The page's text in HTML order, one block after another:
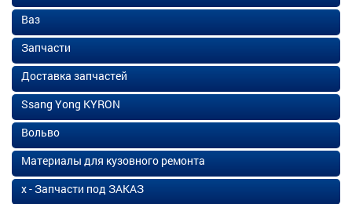
Ваз
Запчасти
Доставка запчастей
Ssang Yong KYRON
Вольво
Материалы для кузовного ремонта
х - Запчасти под ЗАКАЗ